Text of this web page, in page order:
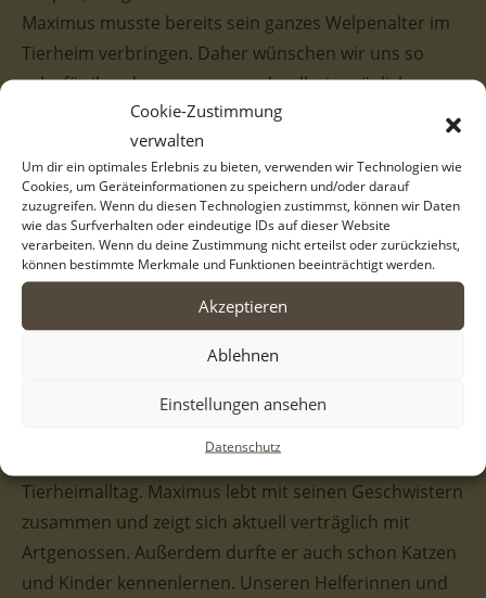
Cookie-Zustimmung
verwalten
Um dir ein optimales Erlebnis zu bieten, verwenden wir Technologien wie
Cookies, um Geräteinformationen zu speichern und/oder darauf
zuzugreifen. Wenn du diesen Technologien zustimmst, können wir Daten
wie das Surfverhalten oder eindeutige IDs auf dieser Website
verarbeiten. Wenn du deine Zustimmung nicht erteilst oder zurückziehst,
können bestimmte Merkmale und Funktionen beeinträchtigt werden.
Akzeptieren
Ablehnen
Einstellungen ansehen
Datenschutz
Maximus musste bereits sein ganzes Welpenalter im
Tierheim verbringen. Daher wünschen wir uns so
sehr für ihn, dass er nun so schnell wie möglich aus
dem Tierheim rauskommt und die Chance auf ein
liebevolles Zuhause bekommt.
Hier kommt unser Maximus, „der Größte“. Er ist
mittlerweile zu einem stattlichen Rüden
herangewachsen.
Maximus ist voller Entdeckungsfreude und möchte
Ohren und den kleinen schwarzen Pünktchen auf der
bereit ist, mehr kennenzulernen als den tristen
Tierheimalltag. Maximus lebt mit seinen Geschwistern
zusammen und zeigt sich aktuell verträglich mit
Artgenossen. Außerdem durfte er auch schon Katzen
und Kinder kennenlernen. Unseren Helferinnen und